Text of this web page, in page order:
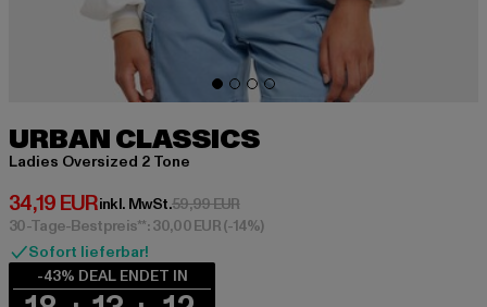
URBAN CLASSICS
Ladies Oversized 2 Tone
34,19 EUR
Derzeitiger Preis: 34,19 EUR
inkl. MwSt.59,99 EURAktionspreis: 59,99 EUR
30-Tage-Bestpreis**: 30,00 EUR(-14%)
Sofort lieferbar!
-43% DEAL ENDET IN